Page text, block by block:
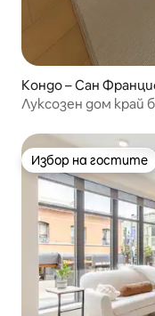
Кондо – Сан
Луксозен дом край
Избор на гостите
Избор на гостите